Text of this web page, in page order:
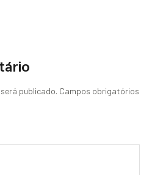
publicado. Campos obrigatórios